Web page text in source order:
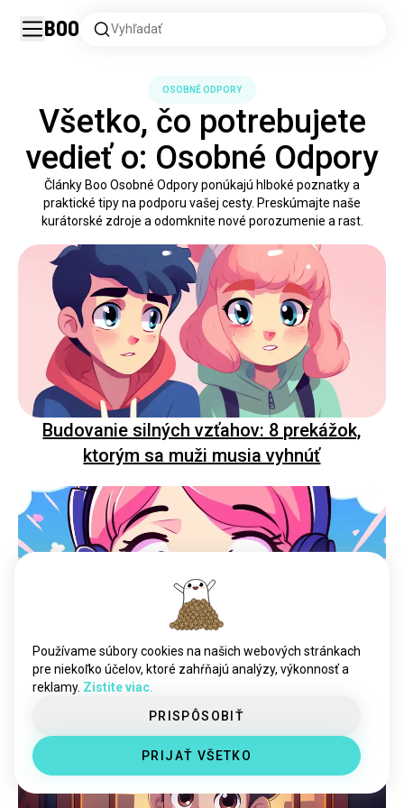
Boo Vyhľadať
OSOBNÉ ODPORY
Všetko, čo potrebujete
vedieť o: Osobné Odpory
Články Boo Osobné Odpory ponúkajú hlboké poznatky a
praktické tipy na podporu vašej cesty. Preskúmajte naše
kurátorské zdroje a odomknite nové porozumenie a rast.
Budovanie silných vzťahov: 8 prekážok,
ktorým sa muži musia vyhnúť
Aký typ hudby každý typ MBTI považuje za
najotravnejší
Používame súbory cookies na našich webových stránkach
pre niekoľko účelov, ktoré zahŕňajú analýzy, výkonnosť a
reklamy. Zistite viac.
PRISPÔSOBIŤ
PRIJAŤ VŠETKO